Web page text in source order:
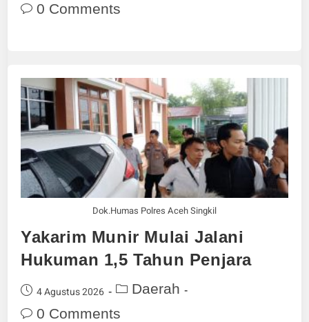
0 Comments
Dok.Humas Polres Aceh Singkil
Yakarim Munir Mulai Jalani
Hukuman 1,5 Tahun Penjara
4 Agustus 2026
Daerah
0 Comments